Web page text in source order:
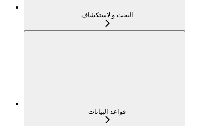
البحث والاستكشاف
قواعد البيانات